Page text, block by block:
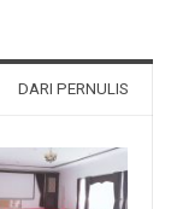
DARI PERNULIS